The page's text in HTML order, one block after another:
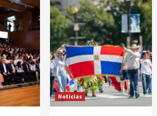
Noticias